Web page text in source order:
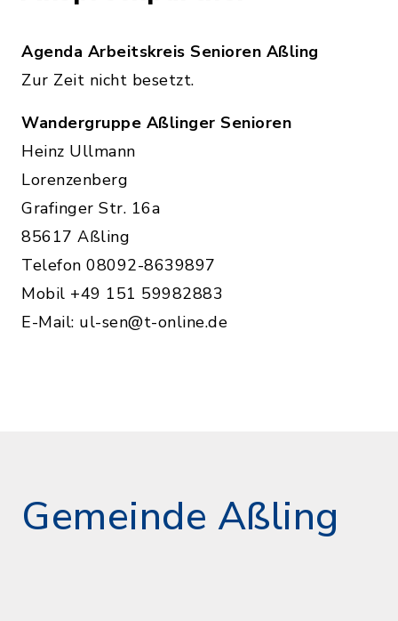
Agenda Arbeitskreis Senioren Aßling
Zur Zeit nicht besetzt.
Wandergruppe Aßlinger Senioren
Heinz Ullmann
Lorenzenberg
Grafinger Str. 16a
85617 Aßling
Telefon 08092-8639897
Mobil +49 151 59982883
E-Mail: ul-sen@t-online.de
Gemeinde Aßling